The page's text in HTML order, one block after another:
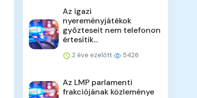
Az igazi
nyereményjátékok
győzteseit nem telefonon
értesítik...
2 éve ezelőtt 5426
Az LMP parlamenti
frakciójának közleménye